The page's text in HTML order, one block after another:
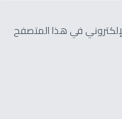
في هذا المتصفح